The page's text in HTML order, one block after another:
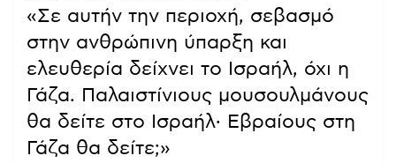
«Σε αυτήν την περιοχή, σεβασμό
στην ανθρώπινη ύπαρξη και
ελευθερία δείχνει το Ισραήλ, όχι η
Γάζα. Παλαιστίνιους μουσουλμάνους
θα δείτε στο Ισραήλ· Εβραίους στη
Γάζα θα δείτε;»